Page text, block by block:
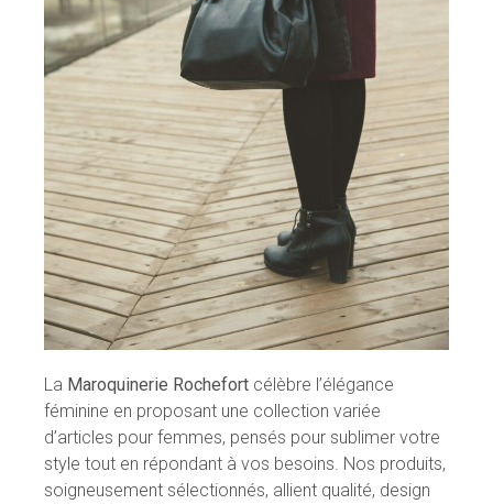
La Maroquinerie Rochefort célèbre l’élégance
féminine en proposant une collection variée
d’articles pour femmes, pensés pour sublimer votre
style tout en répondant à vos besoins. Nos produits,
soigneusement sélectionnés, allient qualité, design